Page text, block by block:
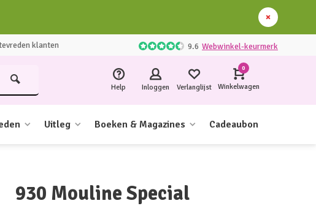
klanten 9.6 Webwinkel-keurmerk
Help Inloggen Verlanglijst
0
Winkelwagen
Uitleg Boeken & Magazines Cadeaubon
930 Mouline Special